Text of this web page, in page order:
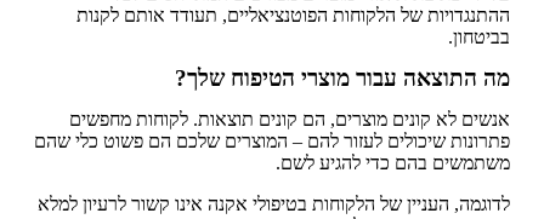
ההתנגדויות של הלקוחות הפוטנציאליים, תעודד אותם לקנות
בביטחון.
מה התוצאה עבור מוצרי הטיפוח שלך?
אנשים לא קונים מוצרים, הם קונים תוצאות. לקוחות מחפשים
פתרונות שיכולים לעזור להם – המוצרים שלכם הם פשוט כלי שהם
משתמשים בהם כדי להגיע לשם.
לדוגמה, העניין של הלקוחות בטיפולי אקנה אינו קשור לרעיון למלא